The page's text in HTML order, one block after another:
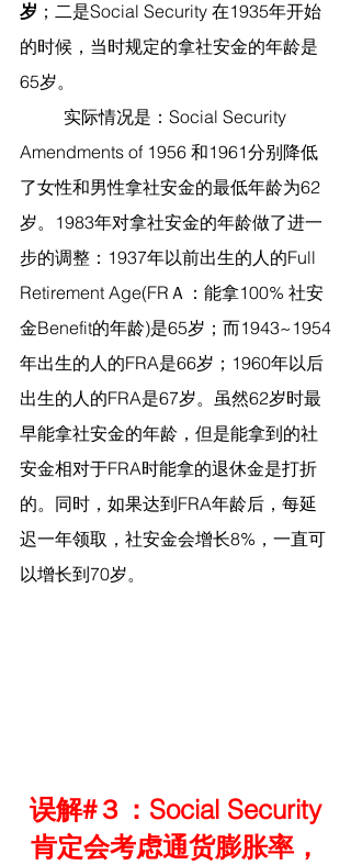
岁 ；二是Social Security 在1935年开始
的时候，当时规定的拿社安金的年龄是
65岁。
Amendments of 1956 和1961分别降低
了女性和男性拿社安金的最低年龄为62
岁。1983年对拿社安金的年龄做了进一
步的调整：1937年以前出生的人的Full
Retirement Age(FRＡ：能拿100% 社安
金Benefit的年龄)是65岁；而1943~1954
年出生的人的FRA是66岁；1960年以后
出生的人的FRA是67岁。虽然62岁时最
早能拿社安金的年龄，但是能拿到的社
安金相对于FRA时能拿的退休金是打折
的。同时，如果达到FRA年龄后，每延
迟一年领取，社安金会增长8%，一直可
以增长到70岁。
误解#３：Social Security
肯定会考虑通货膨胀率，